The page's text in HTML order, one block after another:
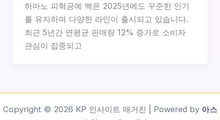
하마노 피혁공예 백은 2025년에도 꾸준한 인기
를 유지하며 다양한 라인이 출시되고 있습니다.
최근 5년간 연평균 판매량 12% 증가로 소비자
관심이 집중되고
Copyright © 2026 KP 인사이트 매거진 | Powered by 아스